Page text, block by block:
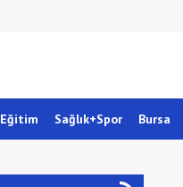
Eğitim Sağlık+Spor Bursa